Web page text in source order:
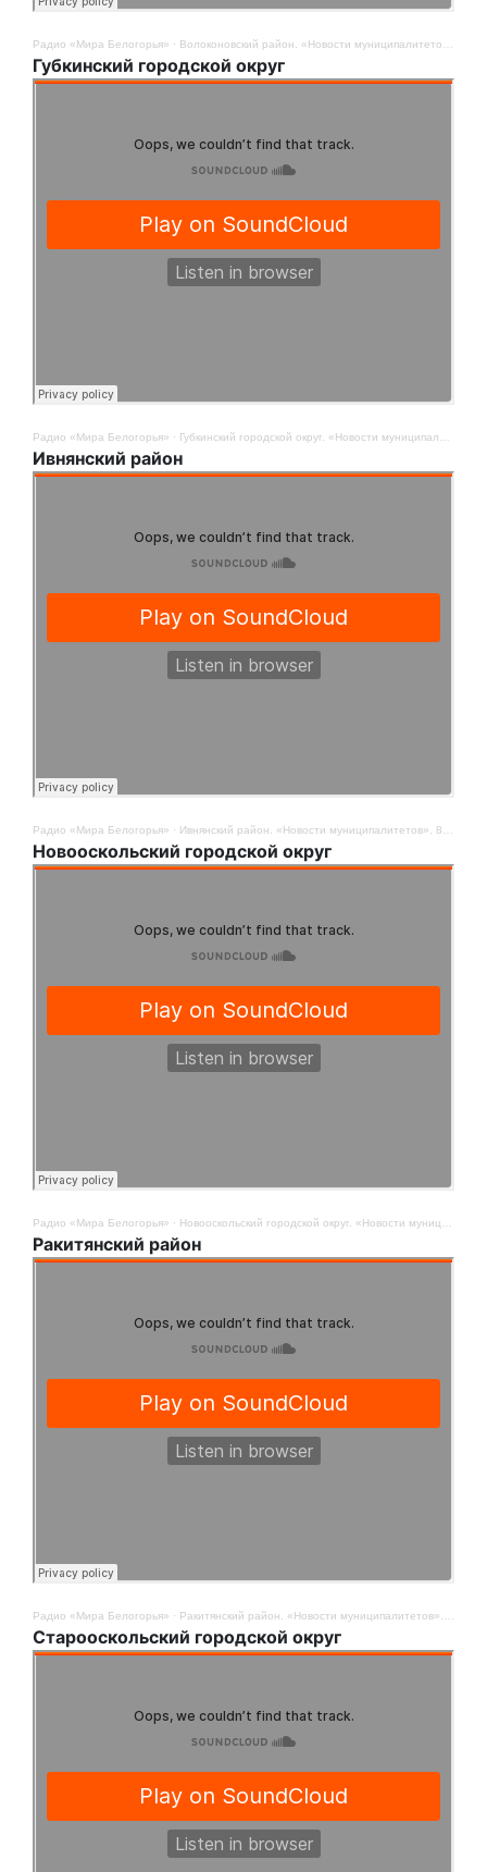
Радио «Мира Белогорья» · Волоконовский район. «Новости муниципалитетов». 8 сентября
Губкинский городской округ
Радио «Мира Белогорья» · Губкинский городской округ. «Новости муниципалитетов». 8 сентября
Ивнянский район
Радио «Мира Белогорья» · Ивнянский район. «Новости муниципалитетов». 8 сентября
Новооскольский городской округ
Радио «Мира Белогорья» · Новооскольский городской округ. «Новости муниципалитетов». 8 сентября
Ракитянский район
Радио «Мира Белогорья» · Ракитянский район. «Новости муниципалитетов». 8 сентября
Старооскольский городской округ